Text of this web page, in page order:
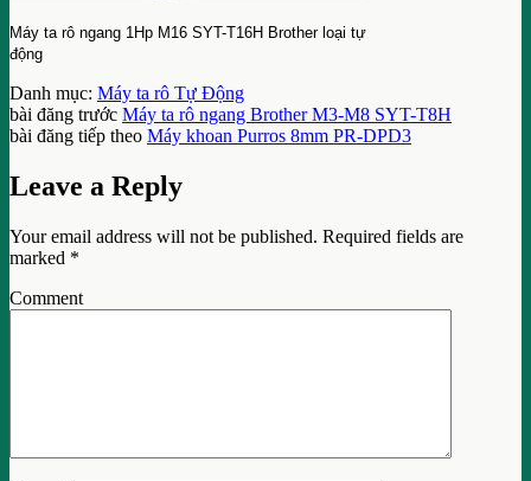
Máy ta rô ngang 1Hp M16 SYT-T16H Brother loại tự
động
Danh mục: Máy ta rô Tự Động
bài đăng trước Máy ta rô ngang Brother M3-M8 SYT-T8H
bài đăng tiếp theo Máy khoan Purros 8mm PR-DPD3
Leave a Reply
Your email address will not be published. Required fields are
marked *
Comment